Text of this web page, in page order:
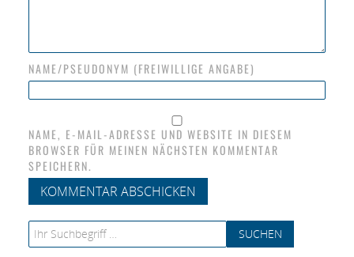
NAME/PSEUDONYM (FREIWILLIGE ANGABE)
NAME, E-MAIL-ADRESSE UND WEBSITE IN DIESEM
BROWSER FÜR MEINEN NÄCHSTEN KOMMENTAR
SPEICHERN.
Search for: